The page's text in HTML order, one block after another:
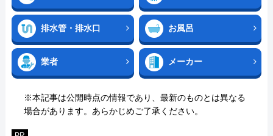
排水管・排水口 お風呂
業者 メーカー
※本記事は公開時点の情報であり、最新のものとは異なる
場合があります。あらかじめご了承ください。